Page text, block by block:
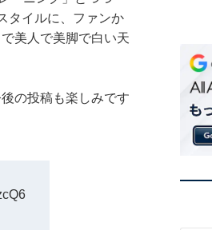
タイルに、ファンか
美人で美脚で白い天
の投稿も楽しみです